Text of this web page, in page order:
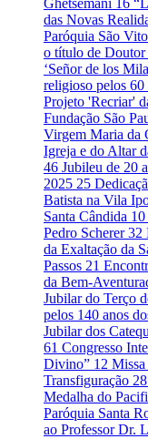
Ghetsêmani 16
das Novas
Paróquia São
o título de Doutor
‘Señor de los
religioso pelos 60
Projeto 'Recriar'
Fundação São
Virgem Maria da
Igreja e do Altar
46 Jubileu de 20
2025 25
Batista na Vila
Santa Cândida 10
Pedro Scherer32
da Exaltação da
Passos 21
da Bem-
Jubilar do Terço
pelos 140 anos
Jubilar dos
61 Congresso
Divino” 12
Transfiguração 28
Medalha do
Paróquia Santa
ao Professor Dr.